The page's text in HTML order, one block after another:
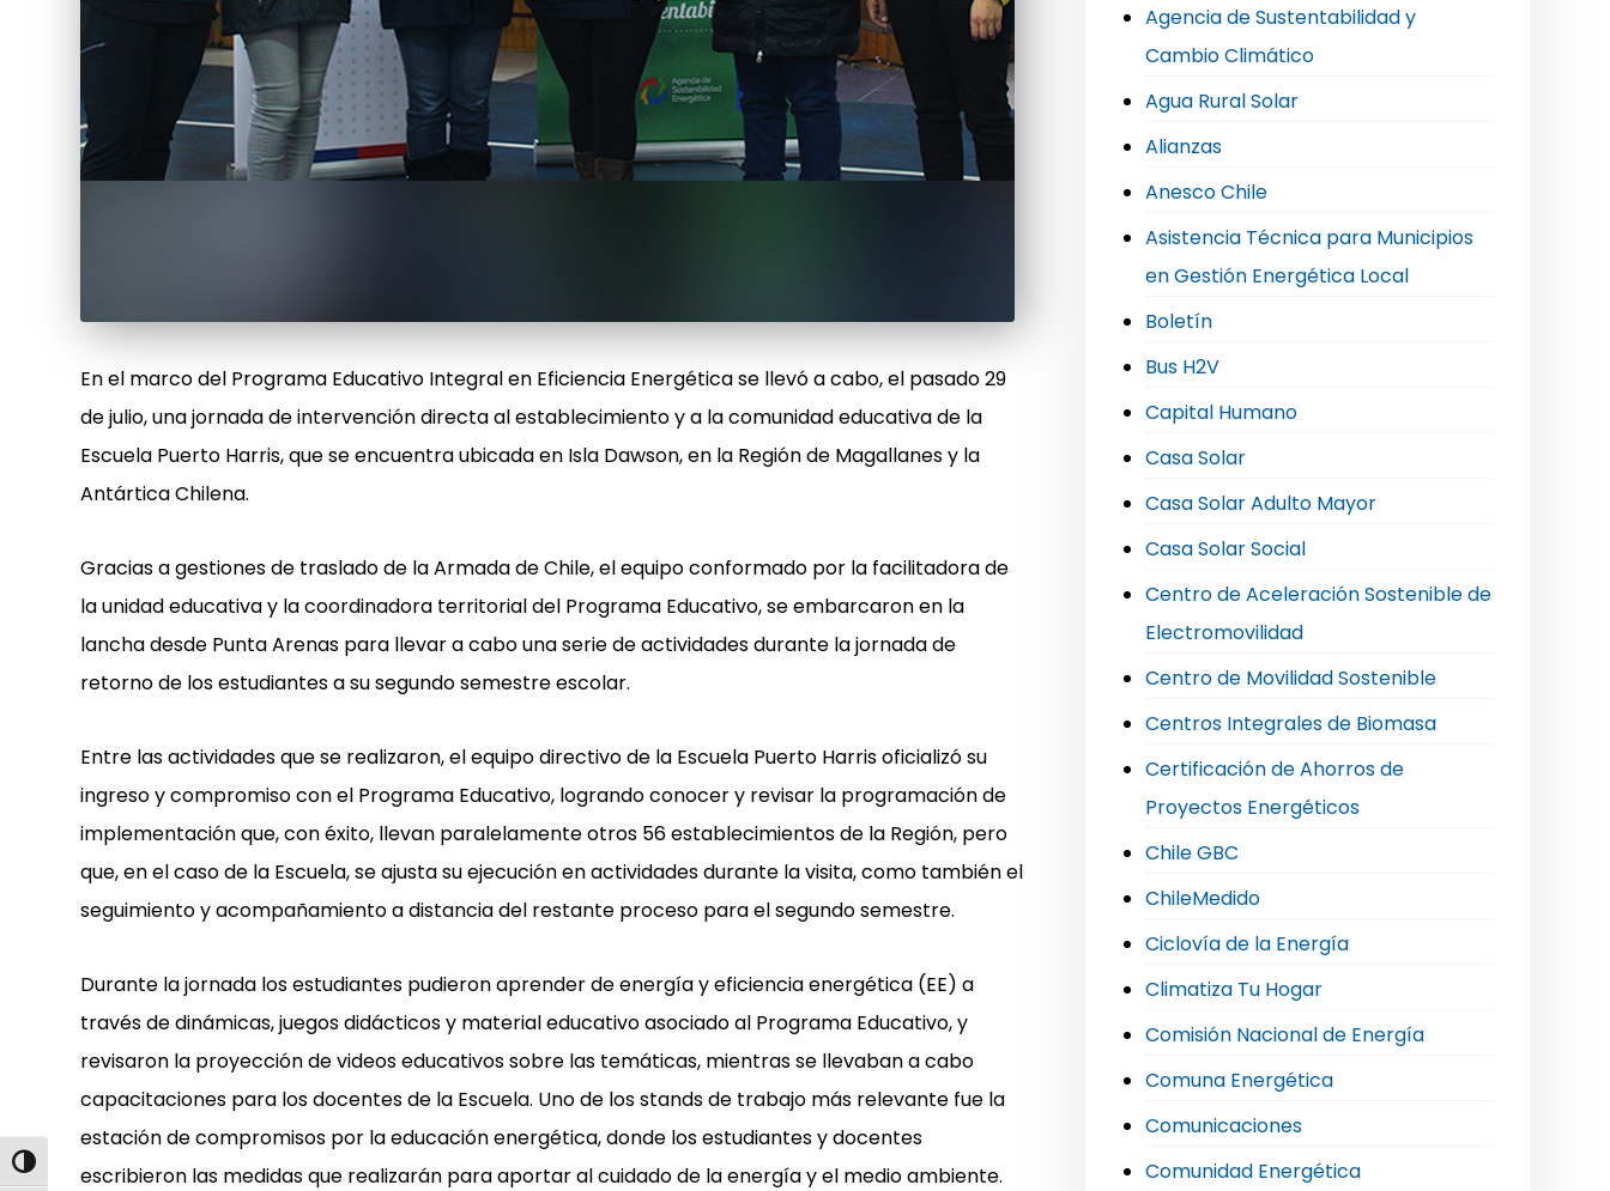
Alternar alto contraste
En el marco del Programa Educativo Integral en Eficiencia Energética se llevó a cabo, el pasado 29
de julio, una jornada de intervención directa al establecimiento y a la comunidad educativa de la
Escuela Puerto Harris, que se encuentra ubicada en Isla Dawson, en la Región de Magallanes y la
Antártica Chilena.
Gracias a gestiones de traslado de la Armada de Chile, el equipo conformado por la facilitadora de
la unidad educativa y la coordinadora territorial del Programa Educativo, se embarcaron en la
lancha desde Punta Arenas para llevar a cabo una serie de actividades durante la jornada de
retorno de los estudiantes a su segundo semestre escolar.
Entre las actividades que se realizaron, el equipo directivo de la Escuela Puerto Harris oficializó su
ingreso y compromiso con el Programa Educativo, logrando conocer y revisar la programación de
implementación que, con éxito, llevan paralelamente otros 56 establecimientos de la Región, pero
que, en el caso de la Escuela, se ajusta su ejecución en actividades durante la visita, como también el
seguimiento y acompañamiento a distancia del restante proceso para el segundo semestre.
Durante la jornada los estudiantes pudieron aprender de energía y eficiencia energética (EE) a
través de dinámicas, juegos didácticos y material educativo asociado al Programa Educativo, y
revisaron la proyección de videos educativos sobre las temáticas, mientras se llevaban a cabo
capacitaciones para los docentes de la Escuela. Uno de los stands de trabajo más relevante fue la
estación de compromisos por la educación energética, donde los estudiantes y docentes
escribieron las medidas que realizarán para aportar al cuidado de la energía y el medio ambiente.
Agencia de Sustentabilidad y
Cambio Climático
Agua Rural Solar
Alianzas
Anesco Chile
Asistencia Técnica para Municipios
en Gestión Energética Local
Boletín
Bus H2V
Capital Humano
Casa Solar
Casa Solar Adulto Mayor
Casa Solar Social
Centro de Aceleración Sostenible de
Electromovilidad
Centro de Movilidad Sostenible
Centros Integrales de Biomasa
Certificación de Ahorros de
Proyectos Energéticos
Chile GBC
ChileMedido
Ciclovía de la Energía
Climatiza Tu Hogar
Comisión Nacional de Energía
Comuna Energética
Comunicaciones
Comunidad Energética